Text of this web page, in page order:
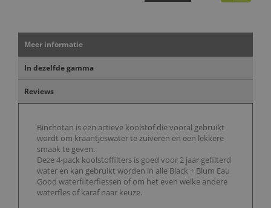
Meer informatie
In dezelfde gamma
Reviews
Binchotan is een actieve koolstof die vooral gebruikt
wordt om kraantjeswater te zuiveren en een lekkere
smaak te geven.
Deze 4-pack koolstoffilters is goed voor 2 jaar gefilterd
water en kan gebruikt worden in alle Black + Blum Eau
Good waterfilterflessen of om het even welke andere
waterfles of karaf naar keuze.